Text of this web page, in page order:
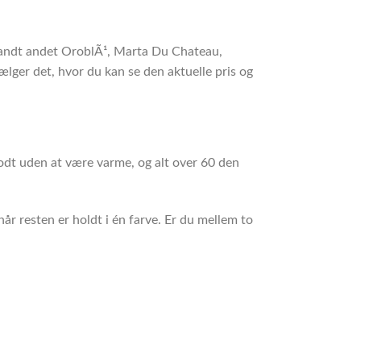
andet OroblÃ¹, Marta Du Chateau,
det, hvor du kan se den aktuelle pris og
uden at være varme, og alt over 60 den
resten er holdt i én farve. Er du mellem to